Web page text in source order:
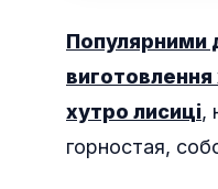
Популярними
виготовлення
хутро лисиці,
горностая,